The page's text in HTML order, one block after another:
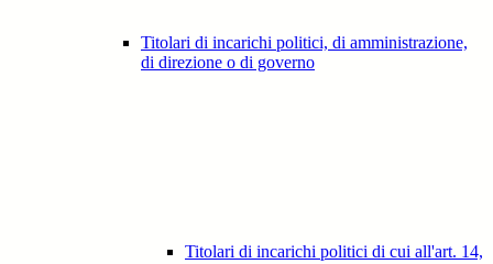
Titolari di incarichi politici, di amministrazione,
di direzione o di governo
Titolari di incarichi politici di cui all'art. 14,